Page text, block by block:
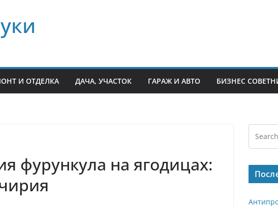
И ОТДЕЛКА ДАЧА, УЧАСТОК ГАРАЖ И АВТО БИЗНЕС
фурункула на ягодицах: